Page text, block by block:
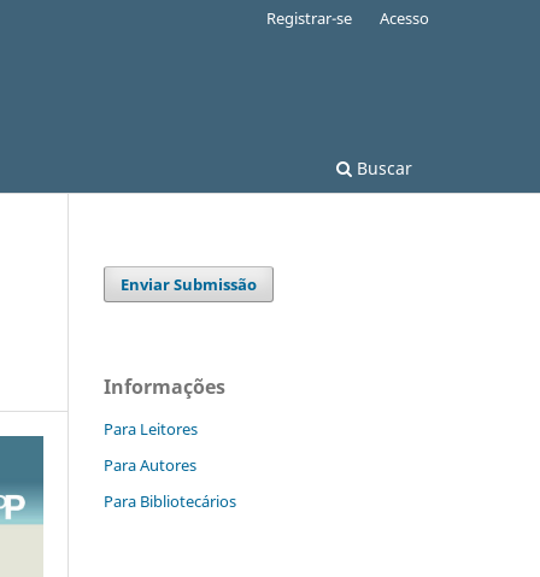
Buscar
Registrar-se Acesso
Enviar Submissão
Informações
Para Leitores
Para Autores
Para Bibliotecários